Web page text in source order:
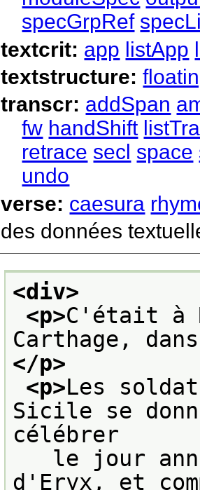
specGrpRef
textcrit: app listApp
textstructure:
transcr: addSpan
fw handShift
retrace secl space
undo
verse: caesura
des données
<div>
<p>C'était à
Carthage,
</p>
<p>Les
Sicile se
célébrer
le jour
d'Eryx, et